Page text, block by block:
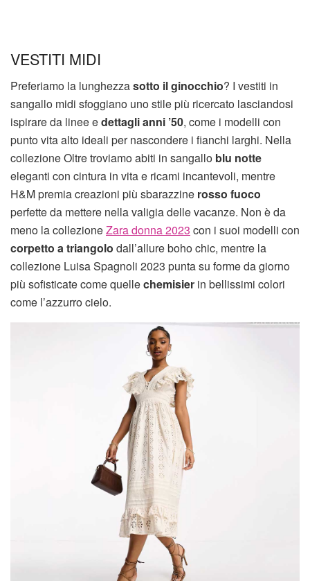
VESTITI MIDI
Preferiamo la lunghezzasotto il ginocchio? I vestiti in
sangallo midi sfoggiano uno stile più ricercato lasciandosi
ispirare da linee edettagli anni ’50, come i modelli con
punto vita alto ideali per nascondere i fianchi larghi. Nella
collezione Oltre troviamo abiti in sangallo blu notte
eleganti con cintura in vita e ricami incantevoli, mentre
H&M premia creazioni più sbarazzine rosso fuoco
perfette da mettere nella valigia delle vacanze. Non è da
meno la collezioneZara donna 2023 con i suoi modelli con
corpetto a triangolo dall’allure boho chic, mentre la
collezione Luisa Spagnoli 2023 punta su forme da giorno
più sofisticate come quellechemisier in bellissimi colori
come l’azzurro cielo.